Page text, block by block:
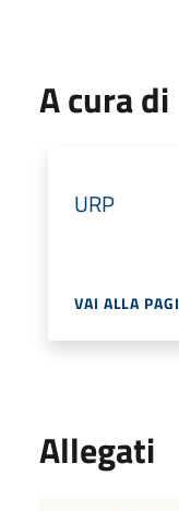
A cura di
URP
VAI ALLA
Allegati